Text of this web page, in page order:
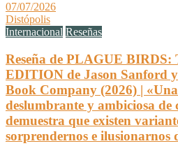
07/07/2026
Distópolis
Internacional Reseñas
Reseña de PLAGUE
EDITION de Jason Sanford
Book Company (2026) |
deslumbrante y ambiciosa de
demuestra que existen
sorprendernos e ilusionarnos